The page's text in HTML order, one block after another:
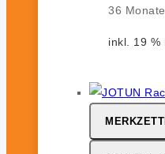
36
inkl. 19 %